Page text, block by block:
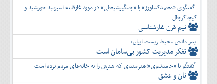
گفتگوی «محمدکشاورز» با «چنگیزشیخلی» در مورد غارقلعه اسپهبد خورشید و
کیجاکرچال
نیم قرن غارشناسی
پدر دانش محیط زیست ایران:
تفكر مديريت کشور بی‌سامان است
گفتگو با «حامدنبوی»؛هنرمندی که هنرش را به خانه‌های مردم برده است
نان و عشق